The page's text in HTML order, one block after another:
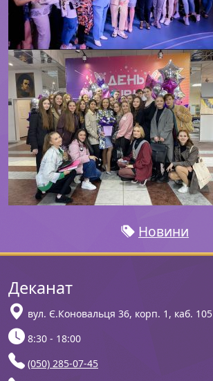
Новини
Деканат
вул. Є.Коновальця 36, корп. 1, каб. 105
8:30 - 18:00
(050) 285-07-45